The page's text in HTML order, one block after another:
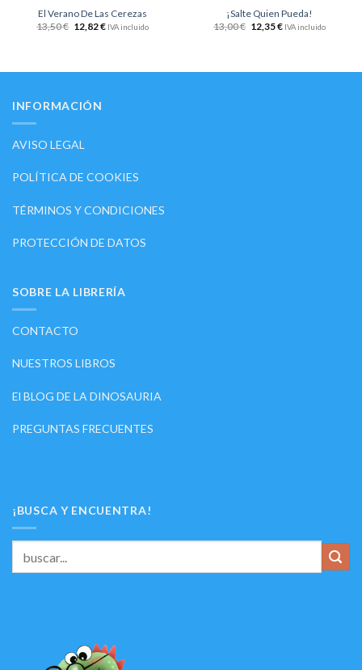
El Verano De Las Cerezas
13,50€ 12,82€ IVA incluido
¡Salte Quien Pueda!
13,00€ 12,35€ IVA incluido
INFORMACIÓN
AVISO LEGAL
POLÍTICA DE COOKIES
TÉRMINOS Y CONDICIONES
PROTECCIÓN DE DATOS
SOBRE LA LIBRERÍA
CONTACTO
NUESTROS LIBROS
El BLOG DE LA DINOSAURIA
PREGUNTAS FRECUENTES
¡BUSCA Y ENCUENTRA!